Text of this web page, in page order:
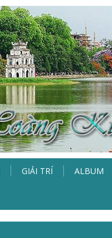
GIẢI TRÍ ALBUM